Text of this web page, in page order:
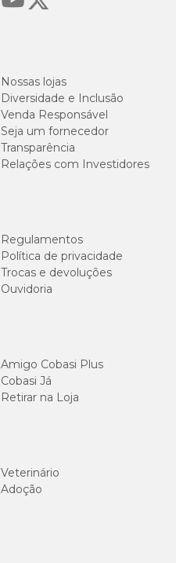
Nossas lojas
Diversidade e Inclusão
Venda Responsável
Seja um fornecedor
Transparência
Relações com Investidores
Regulamentos
Política de privacidade
Trocas e devoluções
Ouvidoria
Amigo Cobasi Plus
Cobasi Já
Retirar na Loja
Veterinário
Adoção